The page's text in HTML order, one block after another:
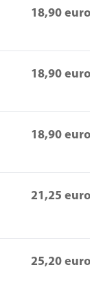
18,90 euro
18,90 euro
18,90 euro
21,25 euro
25,20 euro